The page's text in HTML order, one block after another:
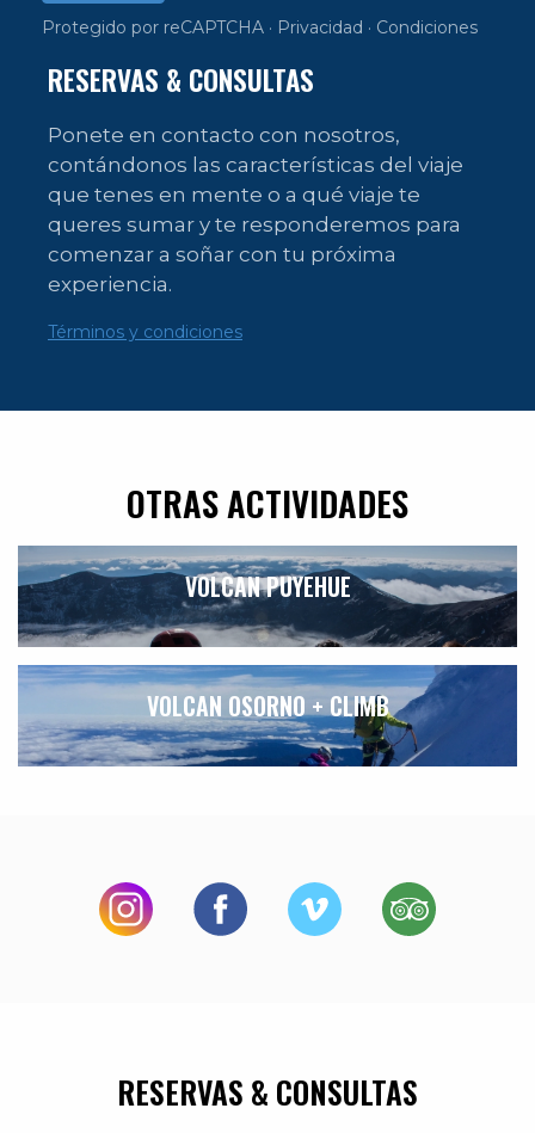
Protegido por reCAPTCHA · Privacidad · Condiciones
RESERVAS & CONSULTAS
Ponete en contacto con nosotros,
contándonos las características del viaje
que tenes en mente o a qué viaje te
queres sumar y te responderemos para
comenzar a soñar con tu próxima
experiencia.
Términos y condiciones
OTRAS ACTIVIDADES
VOLCAN PUYEHUE
VOLCAN OSORNO + CLIMB
RESERVAS & CONSULTAS